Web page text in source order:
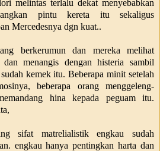
melintas terlalu dekat menyebabkan
pintu kereta itu sekaligus
Mercedesnya dgn kuat..
berkerumun dan mereka melihat
menangis dengan histeria sambil
kemek itu. Beberapa minit setelah
beberapa orang menggeleng-
hina kepada peguam itu.
sifat matrelialistik engkau sudah
engkau hanya pentingkan harta dan